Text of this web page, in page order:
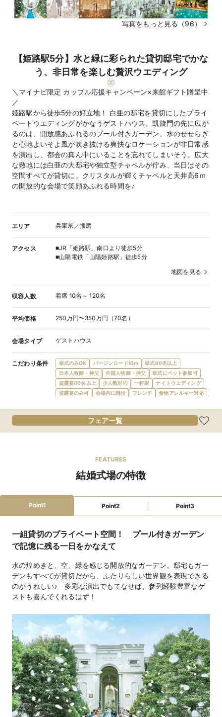
写真をもっと見る（96）
【姫路駅5分】水と緑に彩られた貸切邸宅でかな
う、非日常を楽しむ贅沢ウエディング
＼マイナビ限定 カップル応援キャンペーン×来館ギフト贈呈中
／
姫路駅から徒歩5分の好立地！ 白亜の邸宅を貸切にしたプライ
ベートウエディングがかなうゲストハウス。凱旋門の先に広が
るのは、開放感あふれるのプール付きガーデン。水のせせらぎ
と心地よいそよ風が吹き抜ける爽快なロケーションが非日常感
を演出し、都会の真ん中にいることを忘れてしまいそう。広大
な敷地には白亜の大邸宅や独立型チャペルが佇み、当日はその
空間すべてが貸切に。クリスタルが輝くチャペルと天井高6ｍ
の開放的な会場で笑顔あふれる時間を♪
エリア 兵庫県／播磨
アクセス
■JR「姫路駅」南口より徒歩5分
■山陽電鉄「山陽姫路駅」徒歩5分
地図を見る
収容人数 着席 10名～ 120名
平均価格 250万円〜350万円（70名）
会場タイプ ゲストハウス
こだわり条件 挙式のみOK バージンロード10m
挙式80名以上
日本人牧師・神父
外国人牧師・神父
挙式にペット参加可
披露宴80名以上
少人数対応 一軒家
ナイトウエディング
披露宴のみ可
会場内に階段 フレンチ
食物アレルギー対応
ガーデン・庭
プロジェクターあり
新郎新婦控室あり
親族控室あり
ゲスト控室あり
ローン利用可
最寄駅から送迎あり
駐車場あり 新幹線停車駅
窓付き会場
テラス 挙式可 3時間以上利用可
バーカウンター
照明設備
BGM手配
招待状・印刷物手配
インスタントカメラ手配
カラオケ手配
装花手配
ゲーム各種手配(ビンゴ)
ファミリーウェ
ディング
授乳室 オムツ替えスペース 離乳食対応
ベビーベッド
キッズスペース
子ども用おもちゃ
ベビーカー
離乳食持込可
挙式スタイル
教会式220,000円、人前式220,000円、宴内人前式 無
料
料理料金 フランス料理11,220円～※オリジナル相談可
飲物料金 3,850円～（フリードリンク）
持込料金 衣装（応相談）、引出物（応相談）
設備 ロビー、クローク、新郎新婦控室、着付室、グランドピ
フェア一覧
FEATURES
結婚式場の特徴
Point1 Point2 Point3
一組貸切のプライベート空間！ プール付きガーデン
で記憶に残る一日をかなえて
水の煌めきと、空、緑を感じる開放的なガーデン。邸宅もガー
デンもすべてが貸切だから、ふたりらしい世界観を表現できる
のがうれしい♪ 多彩な演出でもてなせば、参列経験豊富なゲ
ストも喜んでくれるはず！